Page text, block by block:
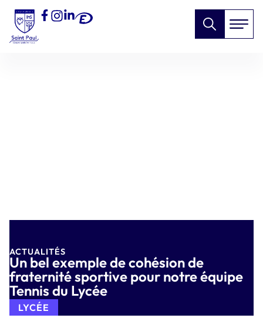
ACTUALITÉS
Un bel exemple de cohésion de
fraternité sportive pour notre équipe
Tennis du Lycée
LYCÉE